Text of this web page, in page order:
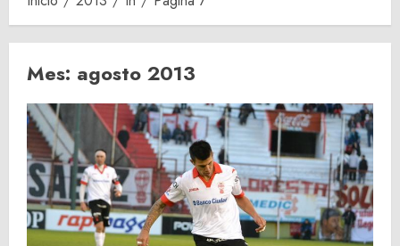
Mes: agosto 2013